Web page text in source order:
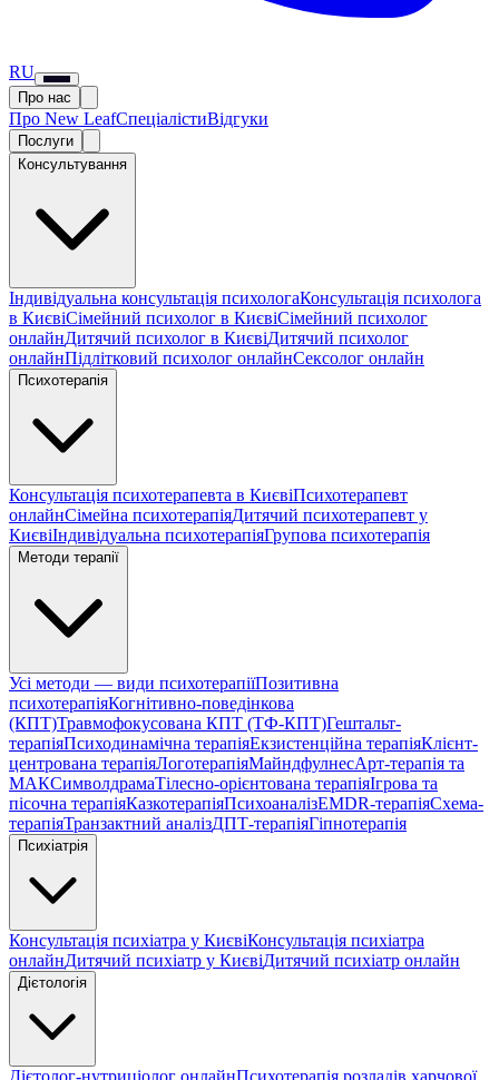
RU
Про нас
Про New LeafСпеціалістиВідгуки
Послуги
Консультування
Індивідуальна консультація психологаКонсультація психолога
в КиєвіСімейний психолог в КиєвіСімейний психолог
онлайнДитячий психолог в КиєвіДитячий психолог
онлайнПідлітковий психолог онлайнСексолог онлайн
Психотерапія
Консультація психотерапевта в КиєвіПсихотерапевт
онлайнСімейна психотерапіяДитячий психотерапевт у
КиєвіІндивідуальна психотерапіяГрупова психотерапія
Методи терапії
Усі методи — види психотерапіїПозитивна
психотерапіяКогнітивно-поведінкова
(КПТ)Травмофокусована КПТ (ТФ-КПТ)Гештальт-
терапіяПсиходинамічна терапіяЕкзистенційна терапіяКлієнт-
центрована терапіяЛоготерапіяМайндфулнесАрт-терапія та
МАКСимволдрамаТілесно-орієнтована терапіяІгрова та
пісочна терапіяКазкотерапіяПсихоаналізEMDR-терапіяСхема-
терапіяТранзактний аналізДПТ-терапіяГіпнотерапія
Психіатрія
Консультація психіатра у КиєвіКонсультація психіатра
онлайнДитячий психіатр у КиєвіДитячий психіатр онлайн
Дієтологія
Дієтолог-нутриціолог онлайнПсихотерапія розладів харчової